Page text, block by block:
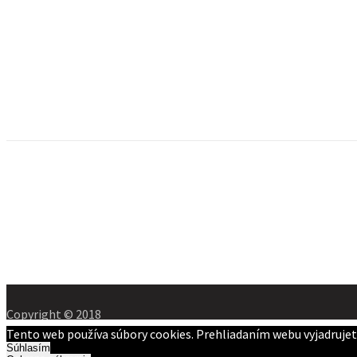
Copyright © 2018
Tento web používa súbory cookies. Prehliadaním webu
Súhlasím